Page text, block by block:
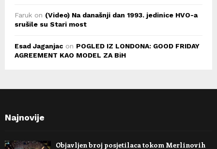
Faruk on (Video) Na današnji dan 1993. jedinice HVO-a
srušile su Stari most
Esad Jaganjac on POGLED IZ LONDONA: GOOD FRIDAY
AGREEMENT KAO MODEL ZA BiH
Najnovije
Objavljen broj posjetilaca tokom Merlinovih